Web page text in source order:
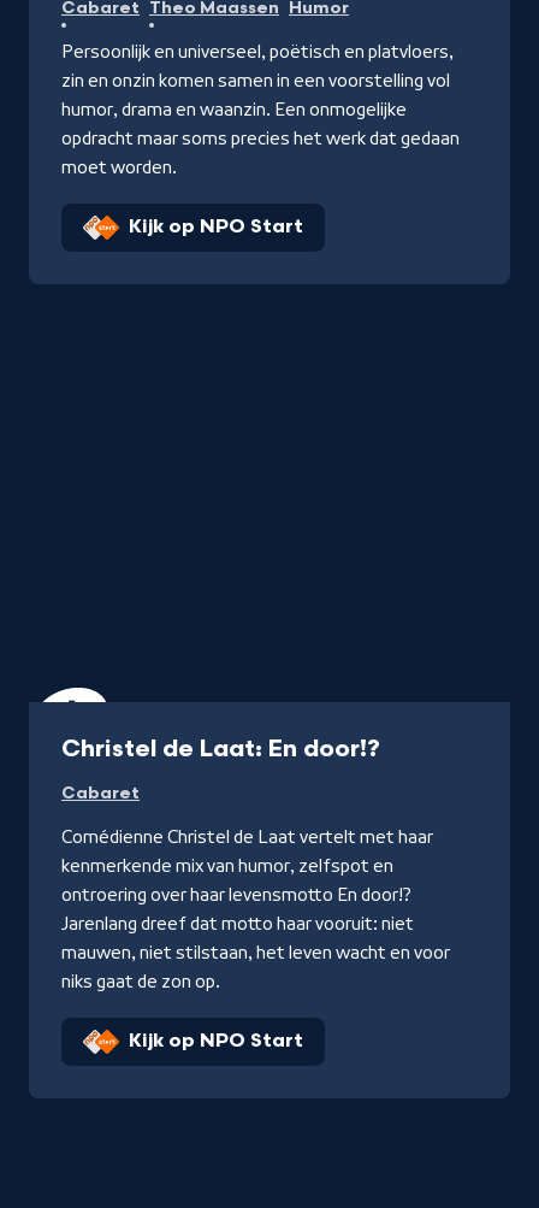
Cabaret Theo Maassen Humor
Persoonlijk en universeel, poëtisch en platvloers,
zin en onzin komen samen in een voorstelling vol
humor, drama en waanzin. Een onmogelijke
opdracht maar soms precies het werk dat gedaan
moet worden.
Kijk op NPO Start
Christel de Laat: En door!?
Cabaret
Comédienne Christel de Laat vertelt met haar
kenmerkende mix van humor, zelfspot en
ontroering over haar levensmotto En door!?
Jarenlang dreef dat motto haar vooruit: niet
mauwen, niet stilstaan, het leven wacht en voor
niks gaat de zon op.
Kijk op NPO Start